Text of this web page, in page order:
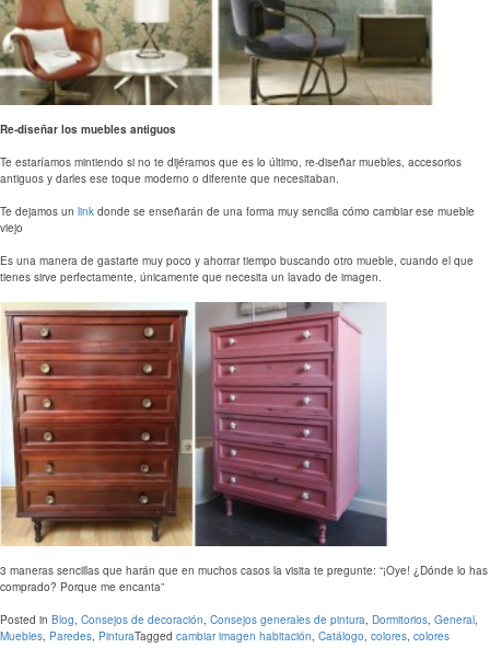
Re-diseñar los muebles antiguos
Te estaríamos mintiendo si no te dijéramos que es lo último, re-diseñar muebles, accesorios
antiguos y darles ese toque moderno o diferente que necesitaban.
Te dejamos un link donde se enseñarán de una forma muy sencilla cómo cambiar ese mueble
viejo
Es una manera de gastarte muy poco y ahorrar tiempo buscando otro mueble, cuando el que
tienes sirve perfectamente, únicamente que necesita un lavado de imagen.
3 maneras sencillas que harán que en muchos casos la visita te pregunte: “¡Oye! ¿Dónde lo has
comprado? Porque me encanta”
Posted in Blog Consejos de decoración Consejos generales de pintura Dormitorios General
Muebles Paredes PinturaTagged cambiar imagen habitación Catálogo colores colores